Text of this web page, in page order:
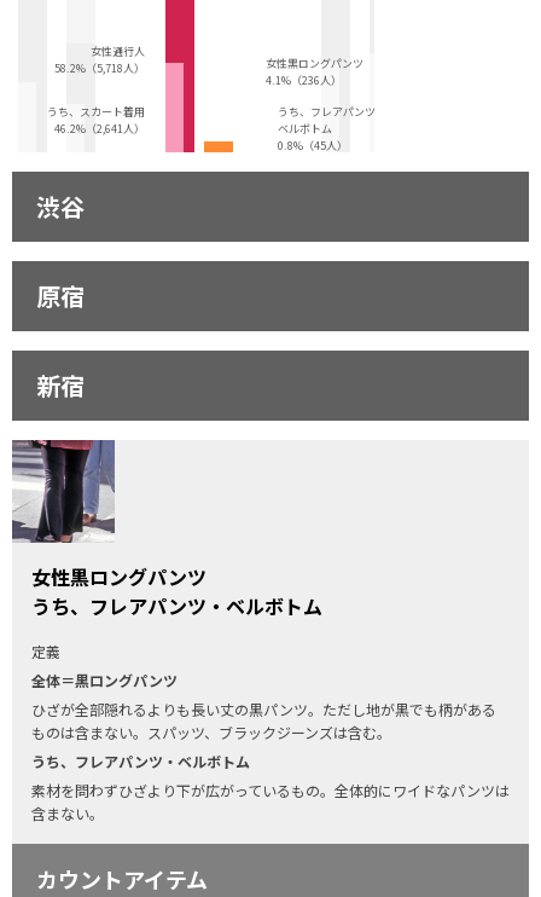
女性通行人
58.2%（5,718人）
うち、スカート着用
46.2%（2,641人）
女性黒ロングパンツ
4.1%（236人）
うち、フレアパンツ・
ベルボトム
0.8%（45人）
渋谷
原宿
新宿
女性黒ロングパンツ
うち、フレアパンツ・ベルボトム
定義
全体＝黒ロングパンツ
ひざが全部隠れるよりも長い丈の黒パンツ。ただし地が黒でも柄がある
ものは含まない。スパッツ、ブラックジーンズは含む。
うち、フレアパンツ・ベルボトム
素材を問わずひざより下が広がっているもの。全体的にワイドなパンツは
含まない。
カウントアイテム